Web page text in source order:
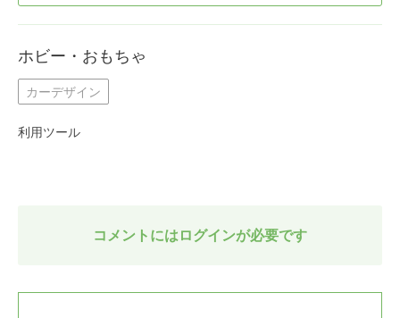
ホビー・おもちゃ
カーデザイン
利用ツール
コメントにはログインが必要です